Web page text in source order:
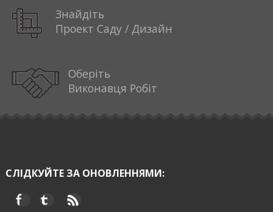
Знайдіть
Проект Саду / Дизайн
Оберіть
Виконавця Робіт
СЛІДКУЙТЕ ЗА ОНОВЛЕННЯМИ: